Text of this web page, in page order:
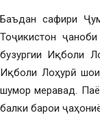
Баъдан сафири
Тоҷикистон
бузургии Иқболи
Иқболи Лоҳурӣ
шумор меравад.
балки барои